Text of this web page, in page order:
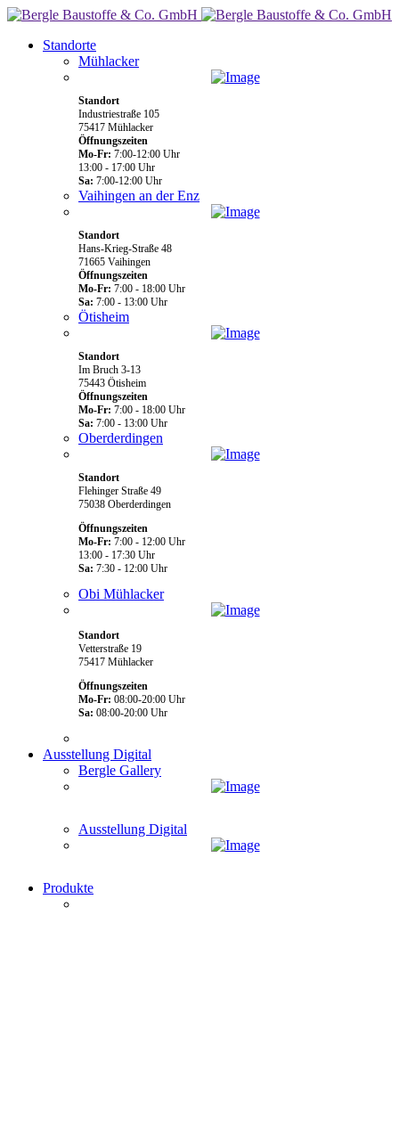
Standorte
Mühlacker
Standort
Industriestraße 105
75417 Mühlacker
Öffnungszeiten
Mo-Fr: 7:00-12:00 Uhr
13:00 - 17:00 Uhr
Sa: 7:00-12:00 Uhr
Vaihingen an der Enz
Standort
Hans-Krieg-Straße 48
71665 Vaihingen
Öffnungszeiten
Mo-Fr: 7:00 - 18:00 Uhr
Sa: 7:00 - 13:00 Uhr
Ötisheim
Standort
Im Bruch 3-13
75443 Ötisheim
Öffnungszeiten
Mo-Fr: 7:00 - 18:00 Uhr
Sa: 7:00 - 13:00 Uhr
Oberderdingen
Standort
Flehinger Straße 49
75038 Oberderdingen
Öffnungszeiten
Mo-Fr: 7:00 - 12:00 Uhr
13:00 - 17:30 Uhr
Sa: 7:30 - 12:00 Uhr
Obi Mühlacker
Standort
Vetterstraße 19
75417 Mühlacker
Öffnungszeiten
Mo-Fr: 08:00-20:00 Uhr
Sa: 08:00-20:00 Uhr
Ausstellung Digital
Bergle Gallery
Ausstellung Digital
Produkte